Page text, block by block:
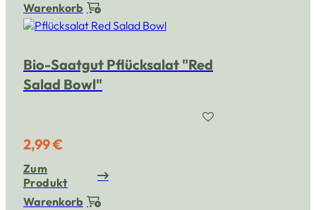
Warenkorb
Bio-Saatgut Pflücksalat "Red
Salad Bowl"
2,99 €
Zum
Produkt
Warenkorb